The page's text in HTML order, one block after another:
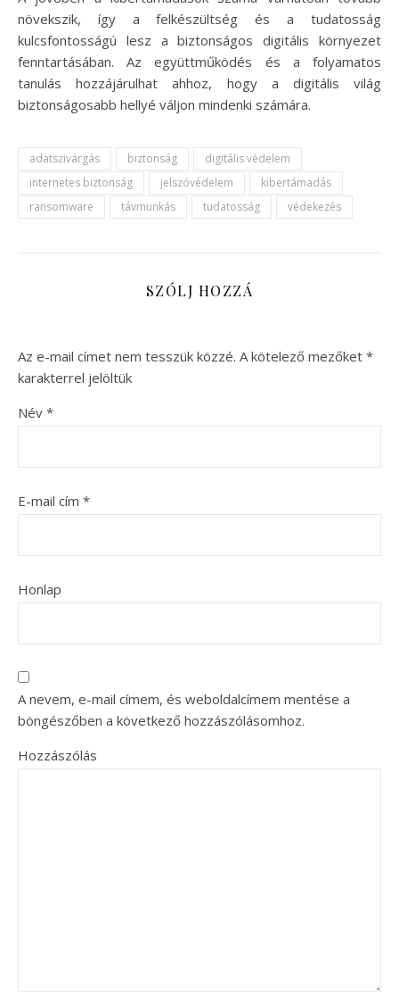
növekszik, így a felkészültség és a tudatosság
kulcsfontosságú lesz a biztonságos digitális környezet
fenntartásában. Az együttműködés és a folyamatos
tanulás hozzájárulhat ahhoz, hogy a digitális világ
biztonságosabb hellyé váljon mindenki számára.
adatszivárgás biztonság
digitális védelem
internetes biztonság
jelszóvédelem
kibertámadás
ransomware
távmunkás tudatosság védekezés
SZÓLJ HOZZÁ
Az e-mail címet nem tesszük közzé. A kötelező mezőket *
karakterrel jelöltük
Név *
E-mail cím *
Honlap
A nevem, e-mail címem, és weboldalcímem mentése a
böngészőben a következő hozzászólásomhoz.
Hozzászólás